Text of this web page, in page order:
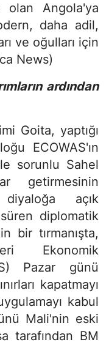
olan Angola'ya
daha adil,
ve oğulları için
News)
ardından
Goita, yaptığı
ECOWAS'ın
sorunlu Sahel
getirmesinin
diyaloğa açık
diplomatik
bir tırmanışta,
Ekonomik
Pazar günü
kapatmayı
kabul
Mali'nin eski
tarafından BM